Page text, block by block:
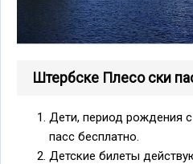
Штербске Плесо ски
Дети, период рождения
пасс бесплатно.
Детские билеты